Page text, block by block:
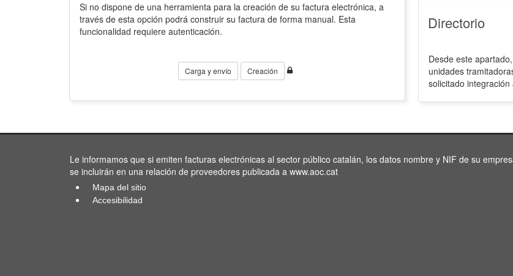
Si no dispone de una herramienta para la creación de su factura electrónica, a
través de esta opción podrá construir su factura de forma manual. Esta
funcionalidad requiere autenticación.
Carga y envío Creación
Directorio
Desde este
unidades
solicitado integración
Le informamos que si emiten facturas electrónicas al sector público catalán, los datos nombre y NIF de su
se incluirán en una relación de proveedores publicada a www.aoc.cat
Mapa del sitio
Accesibilidad